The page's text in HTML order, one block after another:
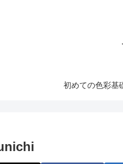
初めての色彩基